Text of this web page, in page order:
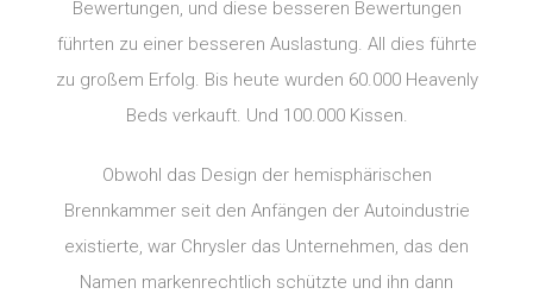
Bewertungen, und diese besseren Bewertungen
führten zu einer besseren Auslastung. All dies führte
zu großem Erfolg. Bis heute wurden 60.000 Heavenly
Beds verkauft. Und 100.000 Kissen.
Obwohl das Design der hemisphärischen
Brennkammer seit den Anfängen der Autoindustrie
existierte, war Chrysler das Unternehmen, das den
Namen markenrechtlich schützte und ihn dann